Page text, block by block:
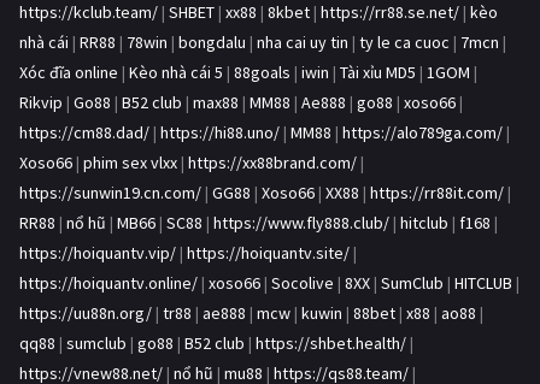
https://kclub.team/ | SHBET | xx88 | 8kbet | https://rr88.se.net/ | kèo
nhà cái | RR88 | 78win | bongdalu | nha cai uy tin | ty le ca cuoc | 7mcn |
Xóc đĩa online | Kèo nhà cái 5 | 88goals | iwin | Tài xỉu MD5 | 1GOM |
Rikvip | Go88 | B52 club | max88 | MM88 | Ae888 | go88 | xoso66 |
https://cm88.dad/ | https://hi88.uno/ | MM88 | https://alo789ga.com/ |
Xoso66 | phim sex vlxx | https://xx88brand.com/ |
https://sunwin19.cn.com/ | GG88 | Xoso66 | XX88 | https://rr88it.com/ |
RR88 | nổ hũ | MB66 | SC88 | https://www.fly888.club/ | hitclub | f168 |
https://hoiquantv.vip/ | https://hoiquantv.site/ |
https://hoiquantv.online/ | xoso66 | Socolive | 8XX | SumClub | HITCLUB |
https://uu88n.org/ | tr88 | ae888 | mcw | kuwin | 88bet | x88 | ao88 |
qq88 | sumclub | go88 | B52 club | https://shbet.health/ |
https://vnew88.net/ | nổ hũ | mu88 | https://qs88.team/ |